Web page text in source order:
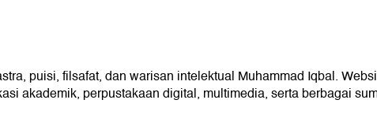
puisi, filsafat, dan warisan intelektual Muhammad Iqbal.
akademik, perpustakaan digital, multimedia, serta berbagai